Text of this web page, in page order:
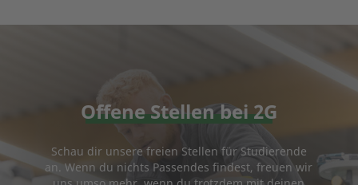
Offene Stellen bei 2G
Schau dir unsere freien Stellen für Studierende
an. Wenn du nichts Passendes findest, freuen wir